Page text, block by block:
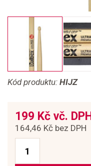
Kód produktu: HIJZ
199 Kč vč. DPH
164,46 Kč bez DPH